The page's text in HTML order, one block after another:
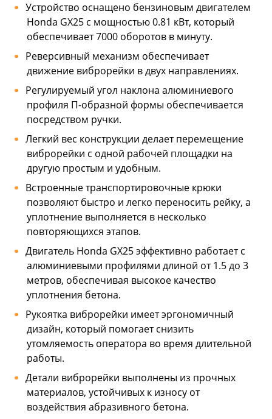
Устройство оснащено бензиновым двигателем
Honda GX25 с мощностью 0.81 кВт, который
обеспечивает 7000 оборотов в минуту.
Реверсивный механизм обеспечивает
движение виброрейки в двух направлениях.
Регулируемый угол наклона алюминиевого
профиля П-образной формы обеспечивается
посредством ручки.
Легкий вес конструкции делает перемещение
виброрейки с одной рабочей площадки на
другую простым и удобным.
Встроенные транспортировочные крюки
позволяют быстро и легко переносить рейку, а
уплотнение выполняется в несколько
повторяющихся этапов.
Двигатель Honda GX25 эффективно работает с
алюминиевыми профилями длиной от 1.5 до 3
метров, обеспечивая высокое качество
уплотнения бетона.
Рукоятка виброрейки имеет эргономичный
дизайн, который помогает снизить
утомляемость оператора во время длительной
работы.
Детали виброрейки выполнены из прочных
материалов, устойчивых к износу от
воздействия абразивного бетона.